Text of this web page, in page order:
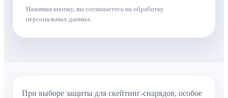
Нажимая кнопку, вы соглашаетесь на обработку
персональных данных.
При выборе защиты для скейтинг-снарядов, особое